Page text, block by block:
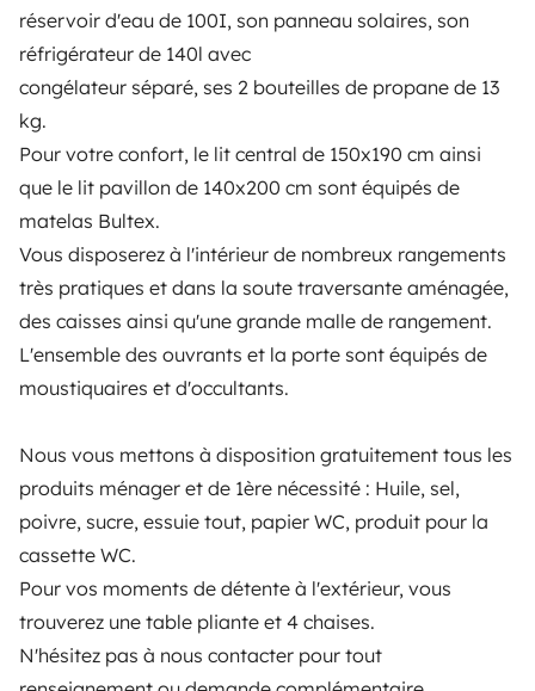
réservoir d'eau de 100I, son panneau solaires, son
réfrigérateur de 140l avec
congélateur séparé, ses 2 bouteilles de propane de 13
kg.
Pour votre confort, le lit central de 150x190 cm ainsi
que le lit pavillon de 140x200 cm sont équipés de
matelas Bultex.
Vous disposerez à l'intérieur de nombreux rangements
très pratiques et dans la soute traversante aménagée,
des caisses ainsi qu'une grande malle de rangement.
L'ensemble des ouvrants et la porte sont équipés de
moustiquaires et d'occultants.
Nous vous mettons à disposition gratuitement tous les
produits ménager et de 1ère nécessité : Huile, sel,
poivre, sucre, essuie tout, papier WC, produit pour la
cassette WC.
Pour vos moments de détente à l'extérieur, vous
trouverez une table pliante et 4 chaises.
N'hésitez pas à nous contacter pour tout
Tus primeros pasos en autocaravana
Las opiniones de nuestros usuarios
Ayuda viajero
PROPIETARIOS
Anunciar un vehículo
Contrato de alquiler
Seguros de alquiler
Ayuda propietario
Medios de pago segurosPago en varios plazos
Descargar en Disponible en